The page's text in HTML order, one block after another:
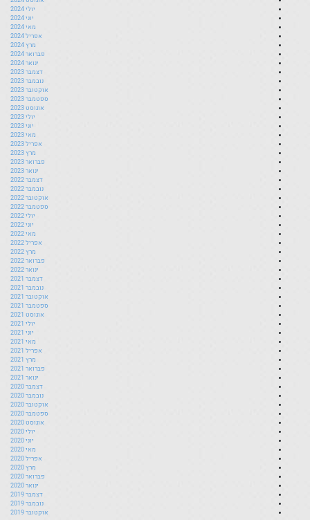
יולי 2024
יוני 2024
מאי 2024
אפריל 2024
מרץ 2024
פברואר 2024
ינואר 2024
דצמבר 2023
נובמבר 2023
אוקטובר 2023
ספטמבר 2023
אוגוסט 2023
יולי 2023
יוני 2023
מאי 2023
אפריל 2023
מרץ 2023
פברואר 2023
ינואר 2023
דצמבר 2022
נובמבר 2022
אוקטובר 2022
ספטמבר 2022
יולי 2022
יוני 2022
מאי 2022
אפריל 2022
מרץ 2022
פברואר 2022
ינואר 2022
דצמבר 2021
נובמבר 2021
אוקטובר 2021
ספטמבר 2021
אוגוסט 2021
יולי 2021
יוני 2021
מאי 2021
אפריל 2021
מרץ 2021
פברואר 2021
ינואר 2021
דצמבר 2020
נובמבר 2020
אוקטובר 2020
ספטמבר 2020
אוגוסט 2020
יולי 2020
יוני 2020
מאי 2020
אפריל 2020
מרץ 2020
פברואר 2020
ינואר 2020
דצמבר 2019
נובמבר 2019
אוקטובר 2019